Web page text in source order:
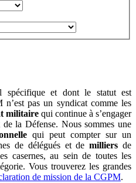
spécifique et dont le statut est
pas un syndicat comme les
militaire qui continue à s’engager
la Défense. Nous sommes une
qui peut compter sur un
de délégués et demilliers de
casernes, au sein de toutes les
Vous trouverez les grandes
de mission de la CGPM.